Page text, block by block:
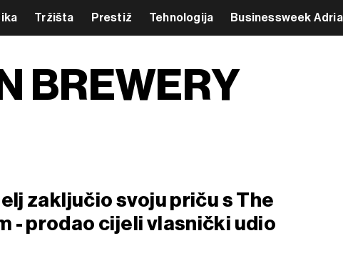
Tržišta Prestiž Tehnologija Businessweek Adria
BREWERY
zaključio svoju priču s The
- prodao cijeli vlasnički udio